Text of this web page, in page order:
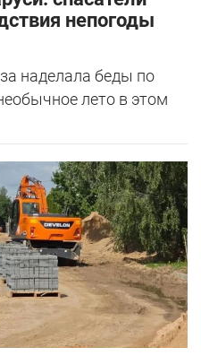
непогоды
наделала беды по
лето в этом